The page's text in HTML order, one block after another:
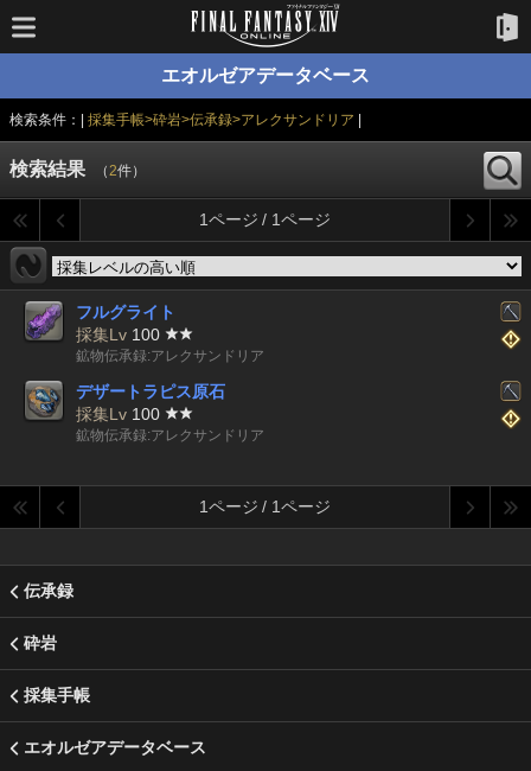
エオルゼアデータベース
検索条件：| 採集手帳>砕岩>伝承録>アレクサンドリア
検索結果 （2件）
1ページ / 1ページ
フルグライト
採集Lv 100
鉱物伝承録:アレクサンドリア
デザートラピス原石
採集Lv 100
鉱物伝承録:アレクサンドリア
1ページ / 1ページ
伝承録
砕岩
採集手帳
エオルゼアデータベース